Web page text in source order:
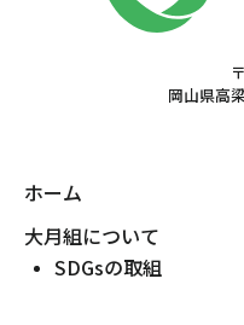
岡山県高
ホーム
大月組について
SDGsの取組